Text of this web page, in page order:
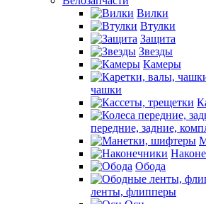
Вилки
Втулки
Защита
Звезды
Камеры
чашки
передние, задние,
Обода
ленты, флипперы